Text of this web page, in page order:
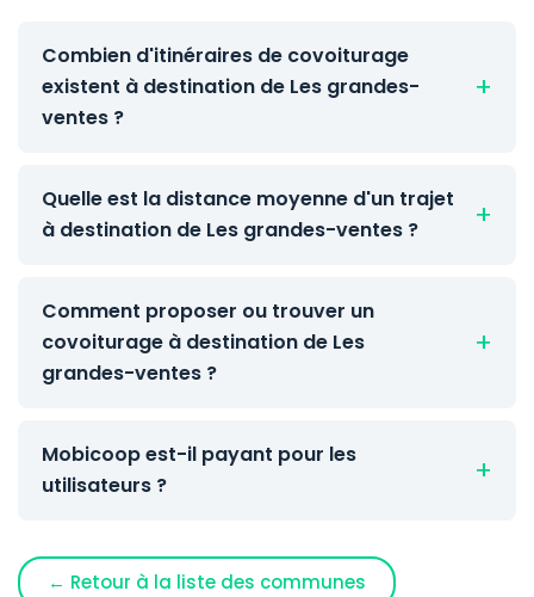
Combien d'itinéraires de covoiturage
existent à destination de Les grandes-
ventes ?
Quelle est la distance moyenne d'un trajet
à destination de Les grandes-ventes ?
Comment proposer ou trouver un
covoiturage à destination de Les
grandes-ventes ?
Mobicoop est-il payant pour les
utilisateurs ?
← Retour à la liste des communes